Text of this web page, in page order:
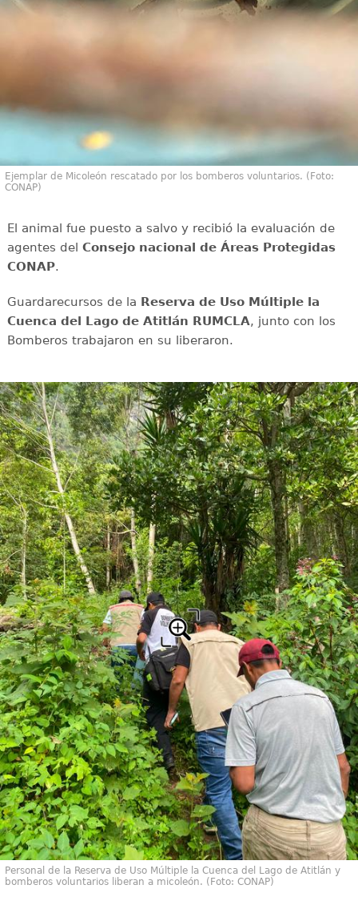
Ejemplar de Micoleón rescatado por los bomberos voluntarios. (Foto:
CONAP)
El animal fue puesto a salvo y recibió la evaluación de
agentes del Consejo nacional de Áreas Protegidas
CONAP.
Guardarecursos de la Reserva de Uso Múltiple la
Cuenca del Lago de Atitlán RUMCLA, junto con los
Bomberos trabajaron en su liberaron.
Personal de la Reserva de Uso Múltiple la Cuenca del Lago de Atitlán y
bomberos voluntarios liberan a micoleón. (Foto: CONAP)